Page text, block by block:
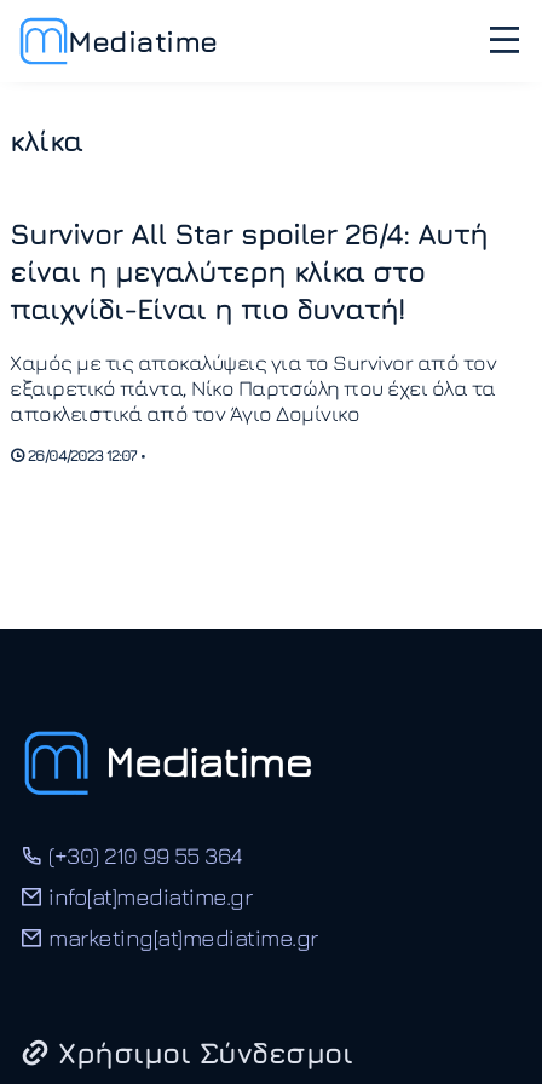
Mediatime
κλίκα
Survivor All Star spoiler 26/4: Αυτή
είναι η μεγαλύτερη κλίκα στο
παιχνίδι-Είναι η πιο δυνατή!
Χαμός με τις αποκαλύψεις για το Survivor από τον
εξαιρετικό πάντα, Νίκο Παρτσώλη που έχει όλα τα
αποκλειστικά από τον Άγιο Δομίνικο
26/04/2023 12:07 •
(+30) 210 99 55 364
info[at]mediatime.gr
marketing[at]mediatime.gr
Χρήσιμοι Σύνδεσμοι